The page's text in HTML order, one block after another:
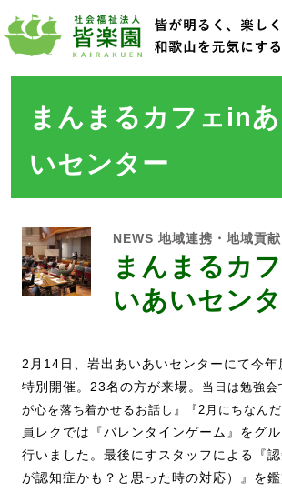
まんまるカフェin
いセンター
NEWS 地域連携・地域貢献
まんまるカ
いあいセン
2月14日、岩出あいあいセンターにて今年
特別開催。23名の方が来場。
当日は勉強会
が心を落ち着かせるお話し』『2月にちなんだ
員レクでは『バレンタインゲーム』をグ
行いました。最後にすスタッフによる『
が認知症かも？と思った時の対応）』を